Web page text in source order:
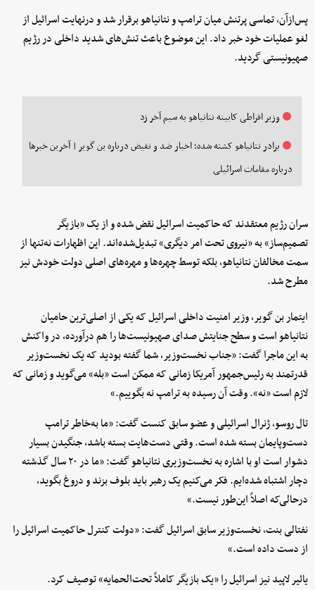
پس‌ازآن، تماسی پرتنش میان ترامپ و نتانیاهو برقرار شد و درنهایت اسرائیل از
لغو عملیات خود خبر داد. این موضوع باعث تنش‌های شدید داخلی در رژیم
صهیونیستی گردید.
وزیر افراطی کابینه نتانیاهو به سیم آخر زد
برادر نتانیاهو کشته شده؛ اخبار ضد و نقیض درباره بن گویر | آخرین خبرها
درباره مقامات اسرائیلی
سران رژیم معتقدند که حاکمیت اسرائیل نقض شده و از یک «بازیگر
تصمیم‌ساز» به «نیروی تحت امر دیگری» تبدیل‌شده‌اند. این اظهارات نه‌تنها از
سمت مخالفان نتانیاهو، بلکه توسط چهره‌ها و مهره‌های اصلی دولت خودش نیز
مطرح شد.
ایتمار بن گویر، وزیر امنیت داخلی اسرائیل که یکی از اصلی‌ترین حامیان
نتانیاهو است و سطح جنایتش صدای صهیونیست‌ها را هم درآورده، در واکنش
به این ماجرا گفت: «جناب نخست‌وزیر، شما گفته بودید که یک نخست‌وزیر
قدرتمند به رئیس‌جمهور آمریکا زمانی که ممکن است «بله» می‌گوید و زمانی که
لازم است «نه». وقت آن رسیده به ترامپ نه بگوییم.»
تال روسو، ژنرال اسرائیلی و عضو سابق کنست گفت: «ما به‌خاطر ترامپ
دست‌وپایمان بسته شده است. وقتی دست‌هایت بسته باشد، جنگیدن بسیار
دشوار است او با اشاره به نخست‌وزیری نتانیاهو گفت: «ما در ۲۰ سال گذشته
دچار اشتباه شده‌ایم. فکر می‌کنیم یک رهبر باید بلوف بزند و دروغ بگوید،
درحالی‌که اصلاً این‌طور نیست.»
نفتالی بنت، نخست‌وزیر سابق اسرائیل گفت: «دولت کنترل حاکمیت اسرائیل را
از دست داده است.»
یائیر لاپید نیز اسرائیل را «یک بازیگر کاملاً تحت‌الحمایه» توصیف کرد.